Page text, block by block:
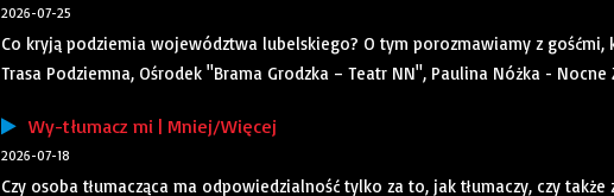
2026-07-25
Co kryją podziemia województwa lubelskiego? O tym porozmawiamy z gośćmi,
Trasa Podziemna, Ośrodek "Brama Grodzka – Teatr NN", Paulina Nóżka - Nocne
Wy-tłumacz mi | Mniej/Więcej
2026-07-18
Czy osoba tłumacząca ma odpowiedzialność tylko za to, jak tłumaczy, czy